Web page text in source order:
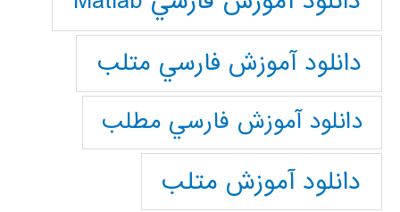
دانلود آموزش فارسي متلب
دانلود آموزش فارسي مطلب
دانلود آموزش متلب